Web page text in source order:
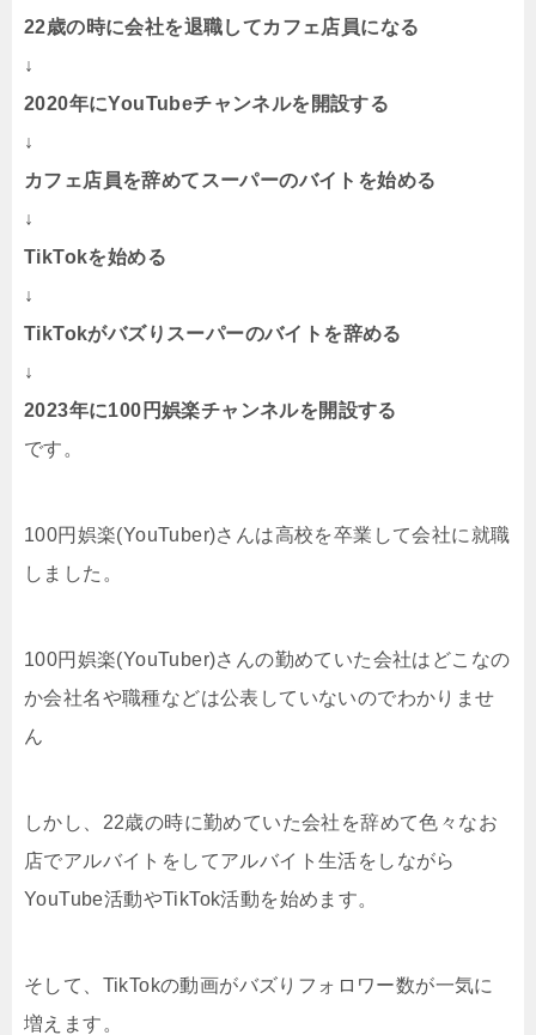
22歳の時に会社を退職してカフェ店員になる
↓
2020年にYouTubeチャンネルを開設する
↓
カフェ店員を辞めてスーパーのバイトを始める
↓
TikTokを始める
↓
TikTokがバズりスーパーのバイトを辞める
↓
2023年に100円娯楽チャンネルを開設する
です。
100円娯楽(YouTuber)さんは高校を卒業して会社に就職
しました。
100円娯楽(YouTuber)さんの勤めていた会社はどこなの
か会社名や職種などは公表していないのでわかりませ
ん
しかし、22歳の時に勤めていた会社を辞めて色々なお
店でアルバイトをしてアルバイト生活をしながら
YouTube活動やTikTok活動を始めます。
そして、TikTokの動画がバズりフォロワー数が一気に
増えます。